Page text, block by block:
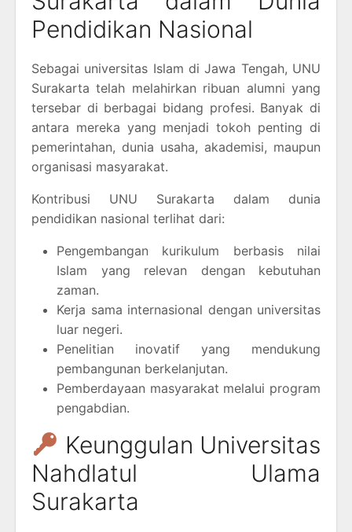
Pendidikan Nasional
Sebagai universitas Islam di Jawa Tengah, UNU
Surakarta telah melahirkan ribuan alumni yang
tersebar di berbagai bidang profesi. Banyak di
antara mereka yang menjadi tokoh penting di
pemerintahan, dunia usaha, akademisi, maupun
organisasi masyarakat.
Kontribusi UNU Surakarta dalam dunia
pendidikan nasional terlihat dari:
Pengembangan kurikulum berbasis nilai
Islam yang relevan dengan kebutuhan
zaman.
Kerja sama internasional dengan universitas
luar negeri.
Penelitian inovatif yang mendukung
pembangunan berkelanjutan.
Pemberdayaan masyarakat melalui program
pengabdian.
Keunggulan Universitas
Nahdlatul Ulama
Surakarta